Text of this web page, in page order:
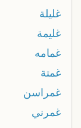
غليلة
غليمة
غمامه
غمتة
غمراسن
غمرني